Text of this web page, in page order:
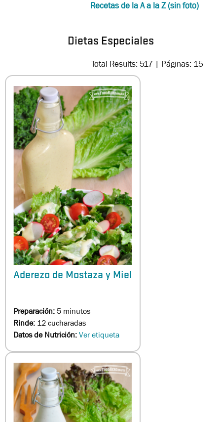
Recetas de la A a la Z (sin foto)
Dietas Especiales
Total Results: 517 | Páginas: 15
Aderezo de Mostaza y Miel
Preparación:5 minutos
Rinde: 12 cucharadas
Datos de Nutrición:Ver etiqueta